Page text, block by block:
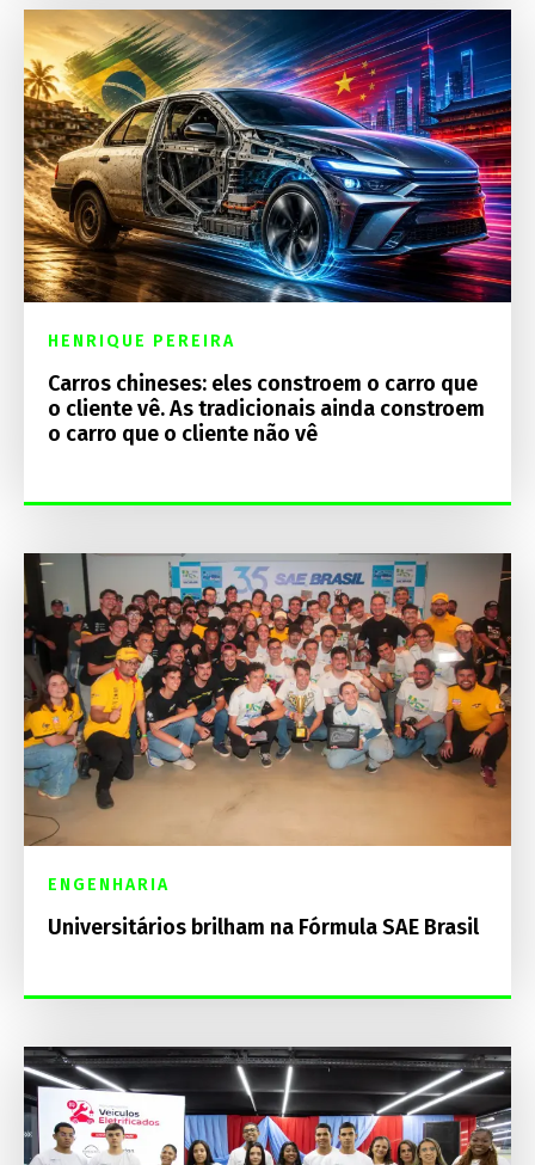
HENRIQUE PEREIRA
Carros chineses: eles constroem o carro que
o cliente vê. As tradicionais ainda constroem
o carro que o cliente não vê
ENGENHARIA
Universitários brilham na Fórmula SAE Brasil